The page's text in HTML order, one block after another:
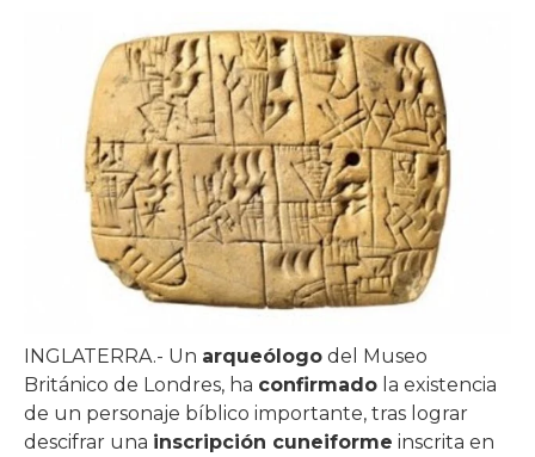
INGLATERRA.- Un arqueólogo del Museo
Británico de Londres, ha confirmado la existencia
de un personaje bíblico importante, tras lograr
descifrar una inscripción cuneiforme inscrita en